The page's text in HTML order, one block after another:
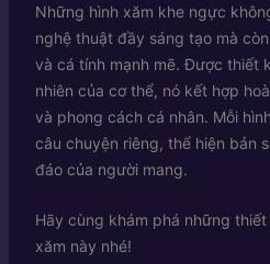
Những hình xăm khe ngực
nghệ thuật đầy sáng tạo mà
và cá tính mạnh mẽ. Được thiết
nhiên của cơ thể, nó kết hợp
và phong cách cá nhân. Mỗi
câu chuyện riêng, thể hiện bản
đáo của người mang.
Hãy cùng khám phá những
xăm này nhé!